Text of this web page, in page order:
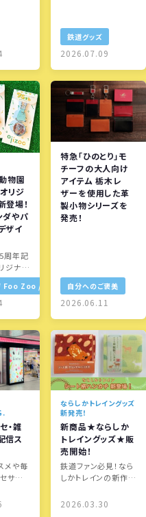
鉄道グッズ
2026.07.09
物園
リジ
登場！
ダやパ
ザイ
周年記
ジナル
限定
Foo Zoo / ZOOQLE
特急「ひのとり」モ
チーフの大人向け
アイテム 栃木レ
ザーを使用した革
製小物シリーズを
発売！
自分へのご褒美
2026.06.11
・雑
信ス
メや毎
サ
アイテ
ならしかトレイングッズ
新発売！
新商品★ならしか
トレイングッズ★販
売開始！
鉄道ファン必見！なら
しかトレインの新作
2026.03.30